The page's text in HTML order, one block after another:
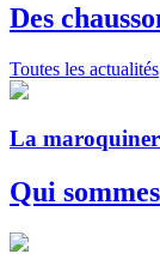
Des
Toutes les actualités
La
Qui